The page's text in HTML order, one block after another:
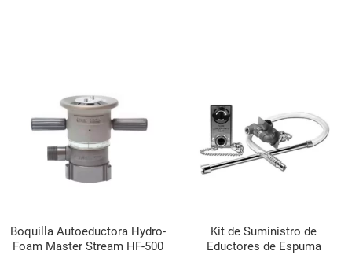
Boquilla Autoeductora Hydro-
Foam Master Stream HF-500
Kit de Suministro de
Eductores de Espuma